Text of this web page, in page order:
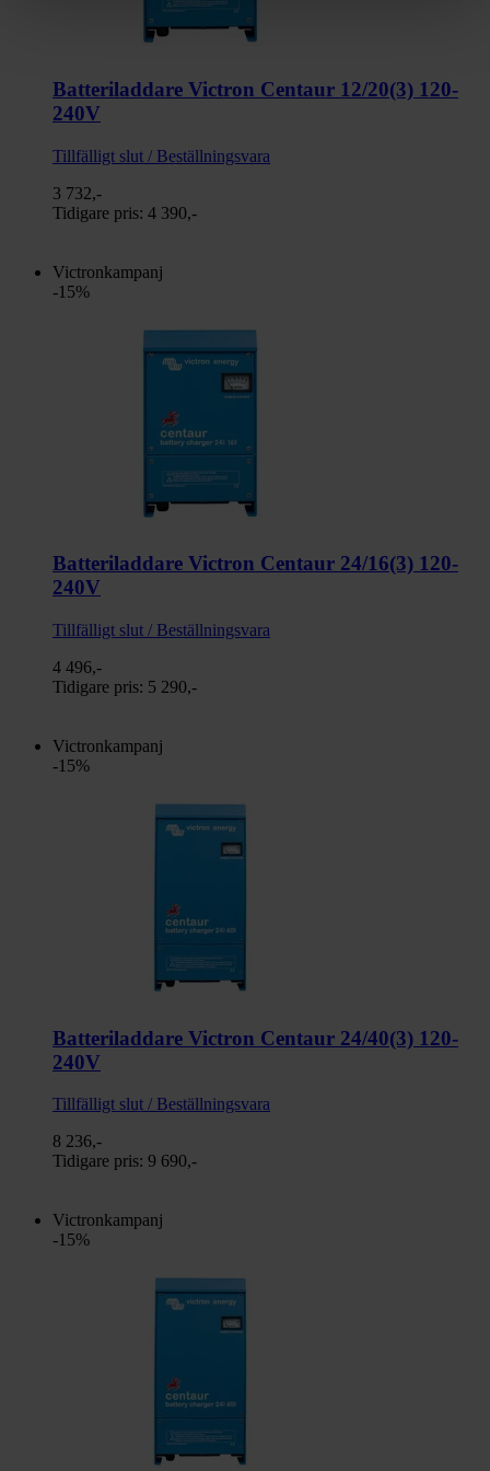
Batteriladdare Victron Centaur 12/20(3) 120-
240V
Tillfälligt slut / Beställningsvara
3 732,-
Tidigare pris: 4 390,-
Victronkampanj
-15%
Batteriladdare Victron Centaur 24/16(3) 120-
240V
Tillfälligt slut / Beställningsvara
4 496,-
Tidigare pris: 5 290,-
Victronkampanj
-15%
Batteriladdare Victron Centaur 24/40(3) 120-
240V
Tillfälligt slut / Beställningsvara
8 236,-
Tidigare pris: 9 690,-
Victronkampanj
-15%